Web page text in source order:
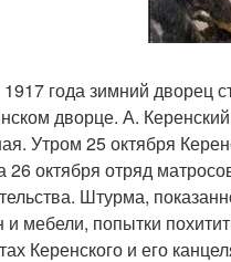
года зимний дворец
дворце. А.
Утром 25 октября
26 октября отряд
Штурма,
и мебели, попытки
Керенского и его